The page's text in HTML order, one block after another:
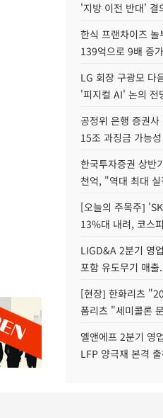
'지방 이전 반대' 결
한식 프랜차이즈
139억으로 9배 증가
LG 회장 구광모 다
'피지컬 AI' 논의 전
공정위 은행 증권
15조 과징금 가능성
한국투자증권 상반
천억, "역대 최대
[오늘의 주목주]
13%대 내려, 코스
LIGD&A 2분기 영
포함 유도무기 매출
[현장] 한화리츠
폼리츠 "세미콜론
엘앤에프 2분기 영
LFP 양극재 본격